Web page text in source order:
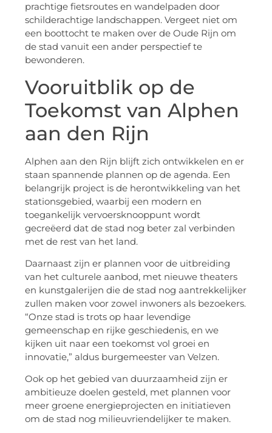
prachtige fietsroutes en wandelpaden door
schilderachtige landschappen. Vergeet niet om
een boottocht te maken over de Oude Rijn om
de stad vanuit een ander perspectief te
bewonderen.
Vooruitblik op de
Toekomst van Alphen
aan den Rijn
Alphen aan den Rijn blijft zich ontwikkelen en er
staan spannende plannen op de agenda. Een
belangrijk project is de herontwikkeling van het
stationsgebied, waarbij een modern en
toegankelijk vervoersknooppunt wordt
gecreëerd dat de stad nog beter zal verbinden
met de rest van het land.
Daarnaast zijn er plannen voor de uitbreiding
van het culturele aanbod, met nieuwe theaters
en kunstgalerijen die de stad nog aantrekkelijker
zullen maken voor zowel inwoners als bezoekers.
“Onze stad is trots op haar levendige
gemeenschap en rijke geschiedenis, en we
kijken uit naar een toekomst vol groei en
innovatie,” aldus burgemeester van Velzen.
Ook op het gebied van duurzaamheid zijn er
ambitieuze doelen gesteld, met plannen voor
meer groene energieprojecten en initiatieven
om de stad nog milieuvriendelijker te maken.